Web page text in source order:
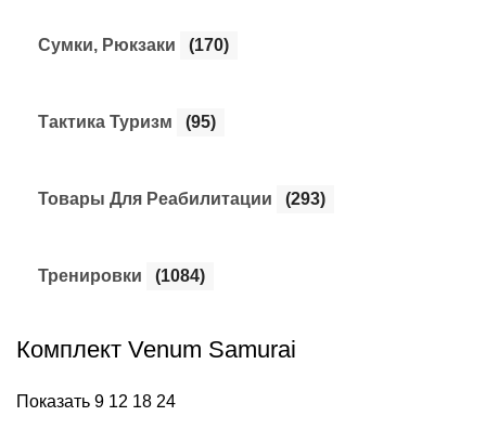
Сумки, Рюкзаки (170)
Тактика Туризм (95)
Товары Для Реабилитации (293)
Тренировки (1084)
Комплект Venum Samurai
Показать 9 12 18 24